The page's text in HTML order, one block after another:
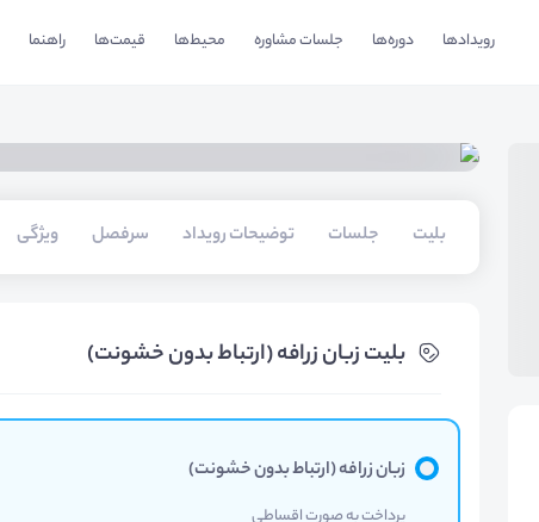
رویدادها دوره‌ها جلسات مشاوره محیط‌ها قیمت‌ها راهنما
بلیت‌ جلسات توضیحات رویداد سرفصل ویژگی
بلیت‌ زبان زرافه (ارتباط بدون خشونت)
زبان زرافه (ارتباط بدون خشونت)